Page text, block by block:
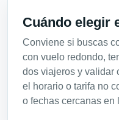
Cuándo elegir
Conviene si buscas
con vuelo redondo,
dos viajeros y validar
el horario o tarifa no
o fechas cercanas en